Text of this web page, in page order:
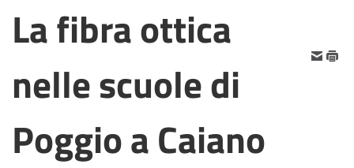
La fibra ottica
nelle scuole di
Poggio a Caiano